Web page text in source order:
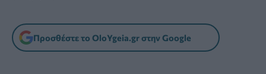
Προσθέστε το OloYgeia.gr στην Google